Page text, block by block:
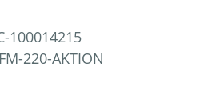
100014215
FM-220-AKTION